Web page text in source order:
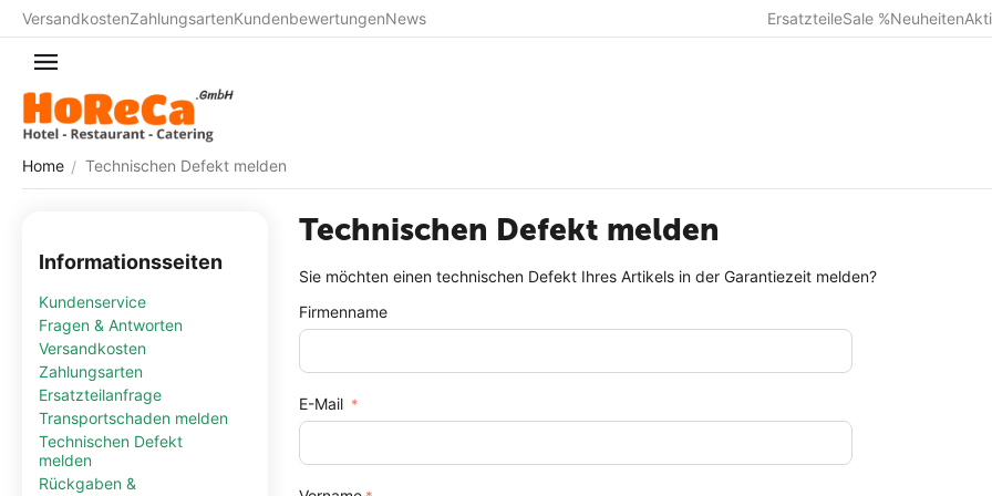
VersandkostenZahlungsartenKundenbewertungenNews ErsatzteileSale %Neuheiten
Home / Technischen Defekt melden
Informationsseiten
Kundenservice
Fragen & Antworten
Versandkosten
Zahlungsarten
Ersatzteilanfrage
Transportschaden melden
Technischen Defekt
melden
Rückgaben &
Technischen Defekt melden
Sie möchten einen technischen Defekt Ihres Artikels in der Garantiezeit melden?
Firmenname
E-Mail